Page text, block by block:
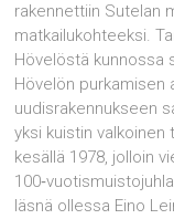
rakennettiin Sutelan
matkailukohteeksi.
Hövelöstä kunnossa
Hövelön purkamisen
uudisrakennukseen
yksi kuistin valkoinen
kesällä 1978, jolloin
läsnä ollessa Eino